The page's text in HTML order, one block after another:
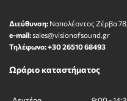
Διεύθυνση: Ναπολέοντος Zέρβα
e-mail:sales@visionofsound.gr
Τηλέφωνο:+30 26510 68493
Ωράριο καταστήματος